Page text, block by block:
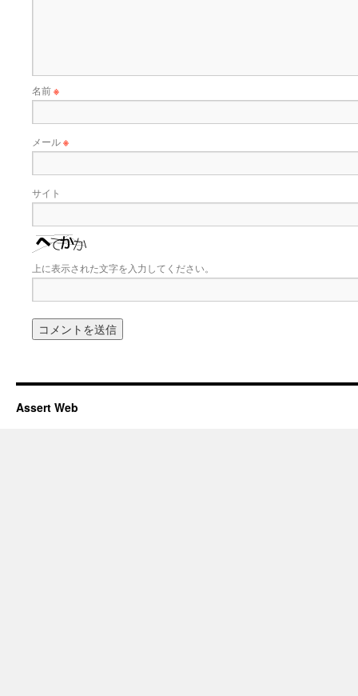
名前※
メール※
サイト
上に表示された文字を入力してください。
Assert Web